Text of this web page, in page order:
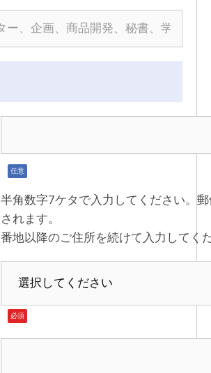
任意
半角数字7ケタで入力してください。
されます。
番地以降のご住所を続けて入力してく
必須